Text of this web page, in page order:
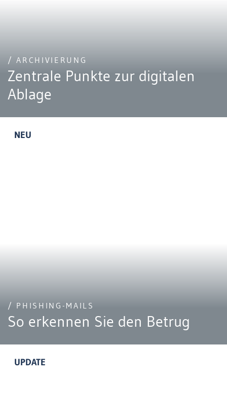
/ ARCHIVIERUNG
Zentrale Punkte zur digitalen
Ablage
NEU
/ PHISHING-MAILS
So erkennen Sie den Betrug
UPDATE